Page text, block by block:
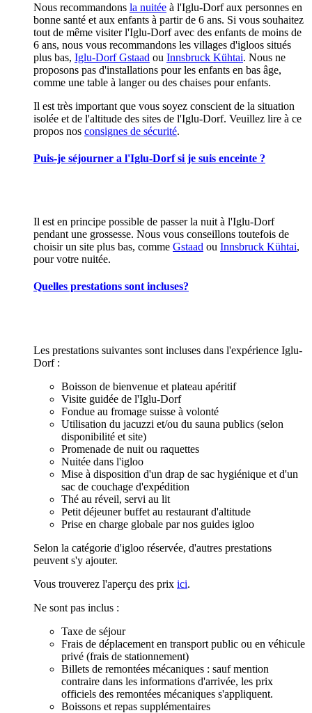
Nous recommandons la nuitée à l'Iglu-Dorf aux personnes en
bonne santé et aux enfants à partir de 6 ans. Si vous souhaitez
tout de même visiter l'Iglu-Dorf avec des enfants de moins de
6 ans, nous vous recommandons les villages d'igloos situés
plus bas, Iglu-Dorf Gstaad ou Innsbruck Kühtai. Nous ne
proposons pas d'installations pour les enfants en bas âge,
comme une table à langer ou des chaises pour enfants.
Il est très important que vous soyez conscient de la situation
isolée et de l'altitude des sites de l'Iglu-Dorf. Veuillez lire à ce
propos nos consignes de sécurité.
Puis-je séjourner a l'Iglu-Dorf si je suis enceinte ?
Il est en principe possible de passer la nuit à l'Iglu-Dorf
pendant une grossesse. Nous vous conseillons toutefois de
choisir un site plus bas, comme Gstaad ou Innsbruck Kühtai,
pour votre nuitée.
Quelles prestations sont incluses?
Les prestations suivantes sont incluses dans l'expérience Iglu-
Dorf :
Boisson de bienvenue et plateau apéritif
Visite guidée de l'Iglu-Dorf
Fondue au fromage suisse à volonté
Utilisation du jacuzzi et/ou du sauna publics (selon
disponibilité et site)
Promenade de nuit ou raquettes
Nuitée dans l'igloo
Mise à disposition d'un drap de sac hygiénique et d'un
sac de couchage d'expédition
Thé au réveil, servi au lit
Petit déjeuner buffet au restaurant d'altitude
Prise en charge globale par nos guides igloo
Selon la catégorie d'igloo réservée, d'autres prestations
peuvent s'y ajouter.
Vous trouverez l'aperçu des prix ici.
Ne sont pas inclus :
Taxe de séjour
Frais de déplacement en transport public ou en véhicule
privé (frais de stationnement)
Billets de remontées mécaniques : sauf mention
contraire dans les informations d'arrivée, les prix
officiels des remontées mécaniques s'appliquent.
Boissons et repas supplémentaires